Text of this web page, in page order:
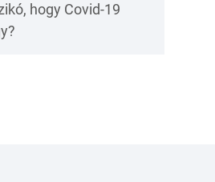
hogy Covid-19